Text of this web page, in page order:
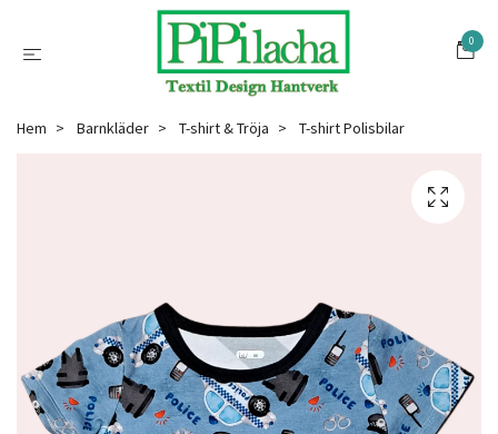
0
Hem Barnkläder T-shirt & Tröja T-shirt Polisbilar